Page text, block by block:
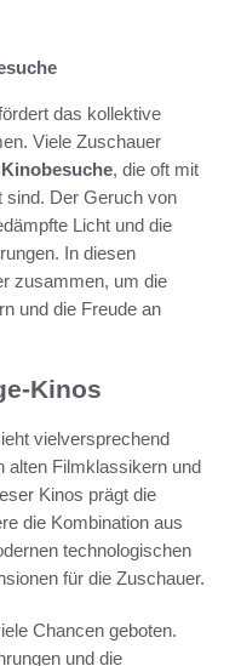
das kollektive
Viele Zuschauer
Kinobesuche, die oft mit
sind. Der Geruch von
Licht und die
In diesen
zusammen, um die
und die Freude an
Kinos
vielversprechend
alten Filmklassikern und
Kinos prägt die
die Kombination aus
technologischen
für die Zuschauer.
Chancen geboten.
und die